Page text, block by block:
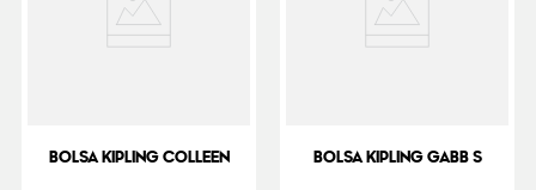
BOLSA KIPLING COLLEEN BOLSA KIPLING GABB S